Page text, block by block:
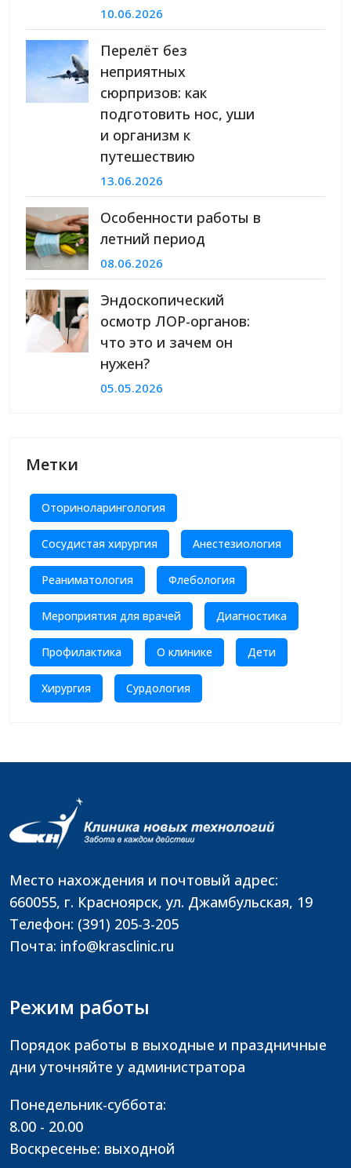
10.06.2026
Перелёт без
неприятных
сюрпризов: как
подготовить нос, уши
и организм к
путешествию
13.06.2026
Особенности работы в
летний период
08.06.2026
Эндоскопический
осмотр ЛОР-органов:
что это и зачем он
нужен?
05.05.2026
Метки
Оториноларингология
Сосудистая хирургия Анестезиология
Реаниматология Флебология
Мероприятия для врачей Диагностика
Профилактика О клинике Дети
Хирургия Сурдология
Место нахождения и почтовый адрес:
660055, г. Красноярск, ул. Джамбульская, 19
Телефон: (391) 205-3-205
Почта: info@krasclinic.ru
Режим работы
Порядок работы в выходные и праздничные
дни уточняйте у администратора
Понедельник-суббота:
8.00 - 20.00
Воскресенье: выходной